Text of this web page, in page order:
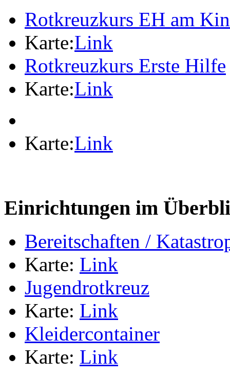
Rotkreuzkurs EH am
Karte:Link
Rotkreuzkurs Erste Hilfe
Karte:Link
Karte:Link
Einrichtungen im
Bereitschaften /
Karte: Link
Jugendrotkreuz
Karte: Link
Kleidercontainer
Karte: Link